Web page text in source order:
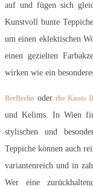
auf und fügen sich
Kunstvoll bunte
um einen eklektischen
einen gezielten
wirken wie ein
BerBerlin oder the Knots
und Kelims. In Wien
stylischen und
Teppiche können auch
variantenreich und in
Wer eine